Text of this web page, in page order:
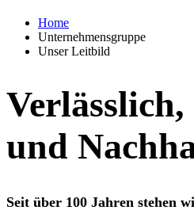
Home
Unternehmensgruppe
Unser Leitbild
und
Seit über 100 Jahren stehen